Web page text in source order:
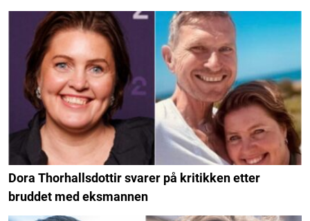
Dora Thorhallsdottir svarer på kritikken etter
bruddet med eksmannen